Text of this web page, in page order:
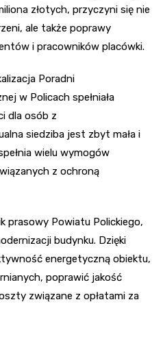
złotych, przyczyni się nie
ale także poprawy
i pracowników placówki.
Poradni
w Policach spełniała
dla osób z
siedziba jest zbyt mała i
wielu wymogów
z ochroną
prasowy Powiatu Polickiego,
budynku. Dzięki
energetyczną obiektu,
poprawić jakość
związane z opłatami za